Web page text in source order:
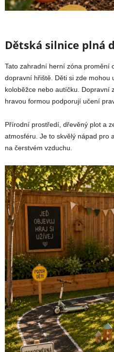
Dětská silnice plná
Tato zahradní herní zóna promění
dopravní hřiště. Děti si zde mohou
koloběžce nebo autíčku. Dopravní
hravou formou podporují učení
Přírodní prostředí, dřevěný plot a
atmosféru. Je to skvělý nápad pro
na čerstvém vzduchu.